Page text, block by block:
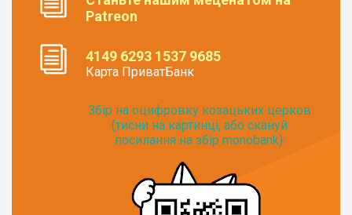
Patreon
4149 6293 1537 9685
Карта ПриватБанк
Збір на оцифровку козацьких церков
(тисни на картинці, або скануй
посилання на збір monobank):